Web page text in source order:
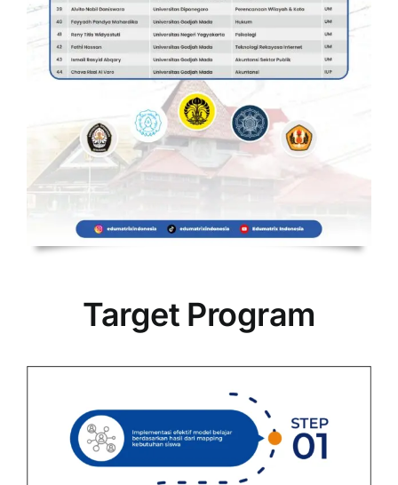
Target Program